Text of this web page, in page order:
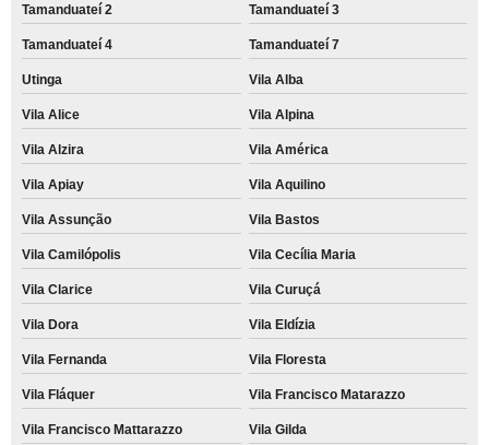
Tamanduateí 2 Tamanduateí 3
Tamanduateí 4 Tamanduateí 7
Utinga Vila Alba
Vila Alice Vila Alpina
Vila Alzira Vila América
Vila Apiay Vila Aquilino
Vila Assunção Vila Bastos
Vila Camilópolis Vila Cecília Maria
Vila Clarice Vila Curuçá
Vila Dora Vila Eldízia
Vila Fernanda Vila Floresta
Vila Fláquer Vila Francisco Matarazzo
Vila Francisco Mattarazzo Vila Gilda